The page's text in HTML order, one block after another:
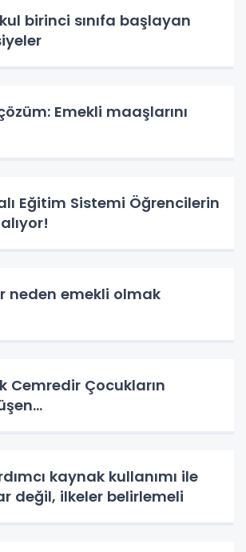
birinci sınıfa başlayan
Emekli maaşlarını
Eğitim Sistemi Öğrencilerin
neden emekli olmak
Cemredir Çocukların
kaynak kullanımı ile
değil, ilkeler belirlemeli